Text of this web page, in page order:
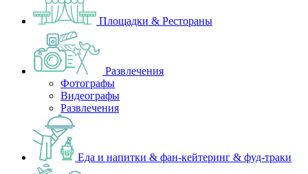
Площадки & Рестораны
Развлечения
Фотографы
Видеографы
Развлечения
Еда и напитки & фан-кейтеринг & фуд-траки